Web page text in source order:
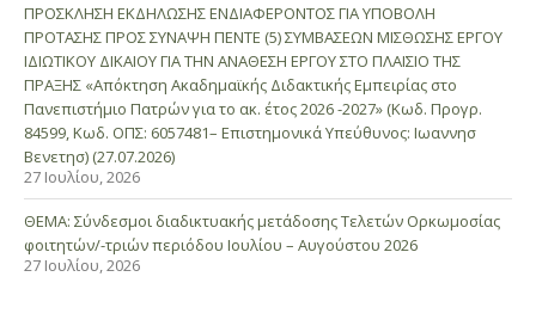
ΠΡΟΣΚΛΗΣΗ ΕΚΔΗΛΩΣΗΣ ΕΝΔΙΑΦΕΡΟΝΤΟΣ ΓΙΑ ΥΠΟΒΟΛΗ
ΠΡΟΤΑΣΗΣ ΠΡΟΣ ΣΥΝΑΨΗ ΠΕΝΤΕ (5) ΣΥΜΒΑΣΕΩΝ ΜΙΣΘΩΣΗΣ ΕΡΓΟΥ
ΙΔΙΩΤΙΚΟΥ ΔΙΚΑΙΟΥ ΓΙΑ ΤΗΝ ΑΝΑΘΕΣΗ ΕΡΓΟΥ ΣΤΟ ΠΛΑΙΣΙΟ ΤΗΣ
ΠΡΑΞΗΣ «Απόκτηση Ακαδημαϊκής Διδακτικής Εμπειρίας στο
Πανεπιστήμιο Πατρών για το ακ. έτος 2026 -2027» (Κωδ. Προγρ.
84599, Κωδ. ΟΠΣ: 6057481– Επιστημονικά Υπεύθυνος: Ιωαννησ
Βενετησ) (27.07.2026)
27 Ιουλίου, 2026
ΘΕΜΑ: Σύνδεσμοι διαδικτυακής μετάδοσης Τελετών Ορκωμοσίας
φοιτητών/-τριών περιόδου Ιουλίου – Αυγούστου 2026
27 Ιουλίου, 2026